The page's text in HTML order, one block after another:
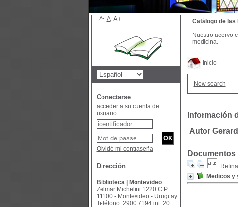
Inicio
New search
Información
Autor
Medicos y
Catálogo de las
Nuestro acervo
medicina.
A- A A+
Conectarse
acceder a su cuenta de
usuario
Olvidé mi contraseña
Dirección
Biblioteca | Montevideo
Zelmar Michelini 1220 C.P
11100 - Montevideo - Uruguay
Teléfono: 2900 7194 int. 20